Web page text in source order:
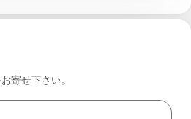
寄せ下さい。